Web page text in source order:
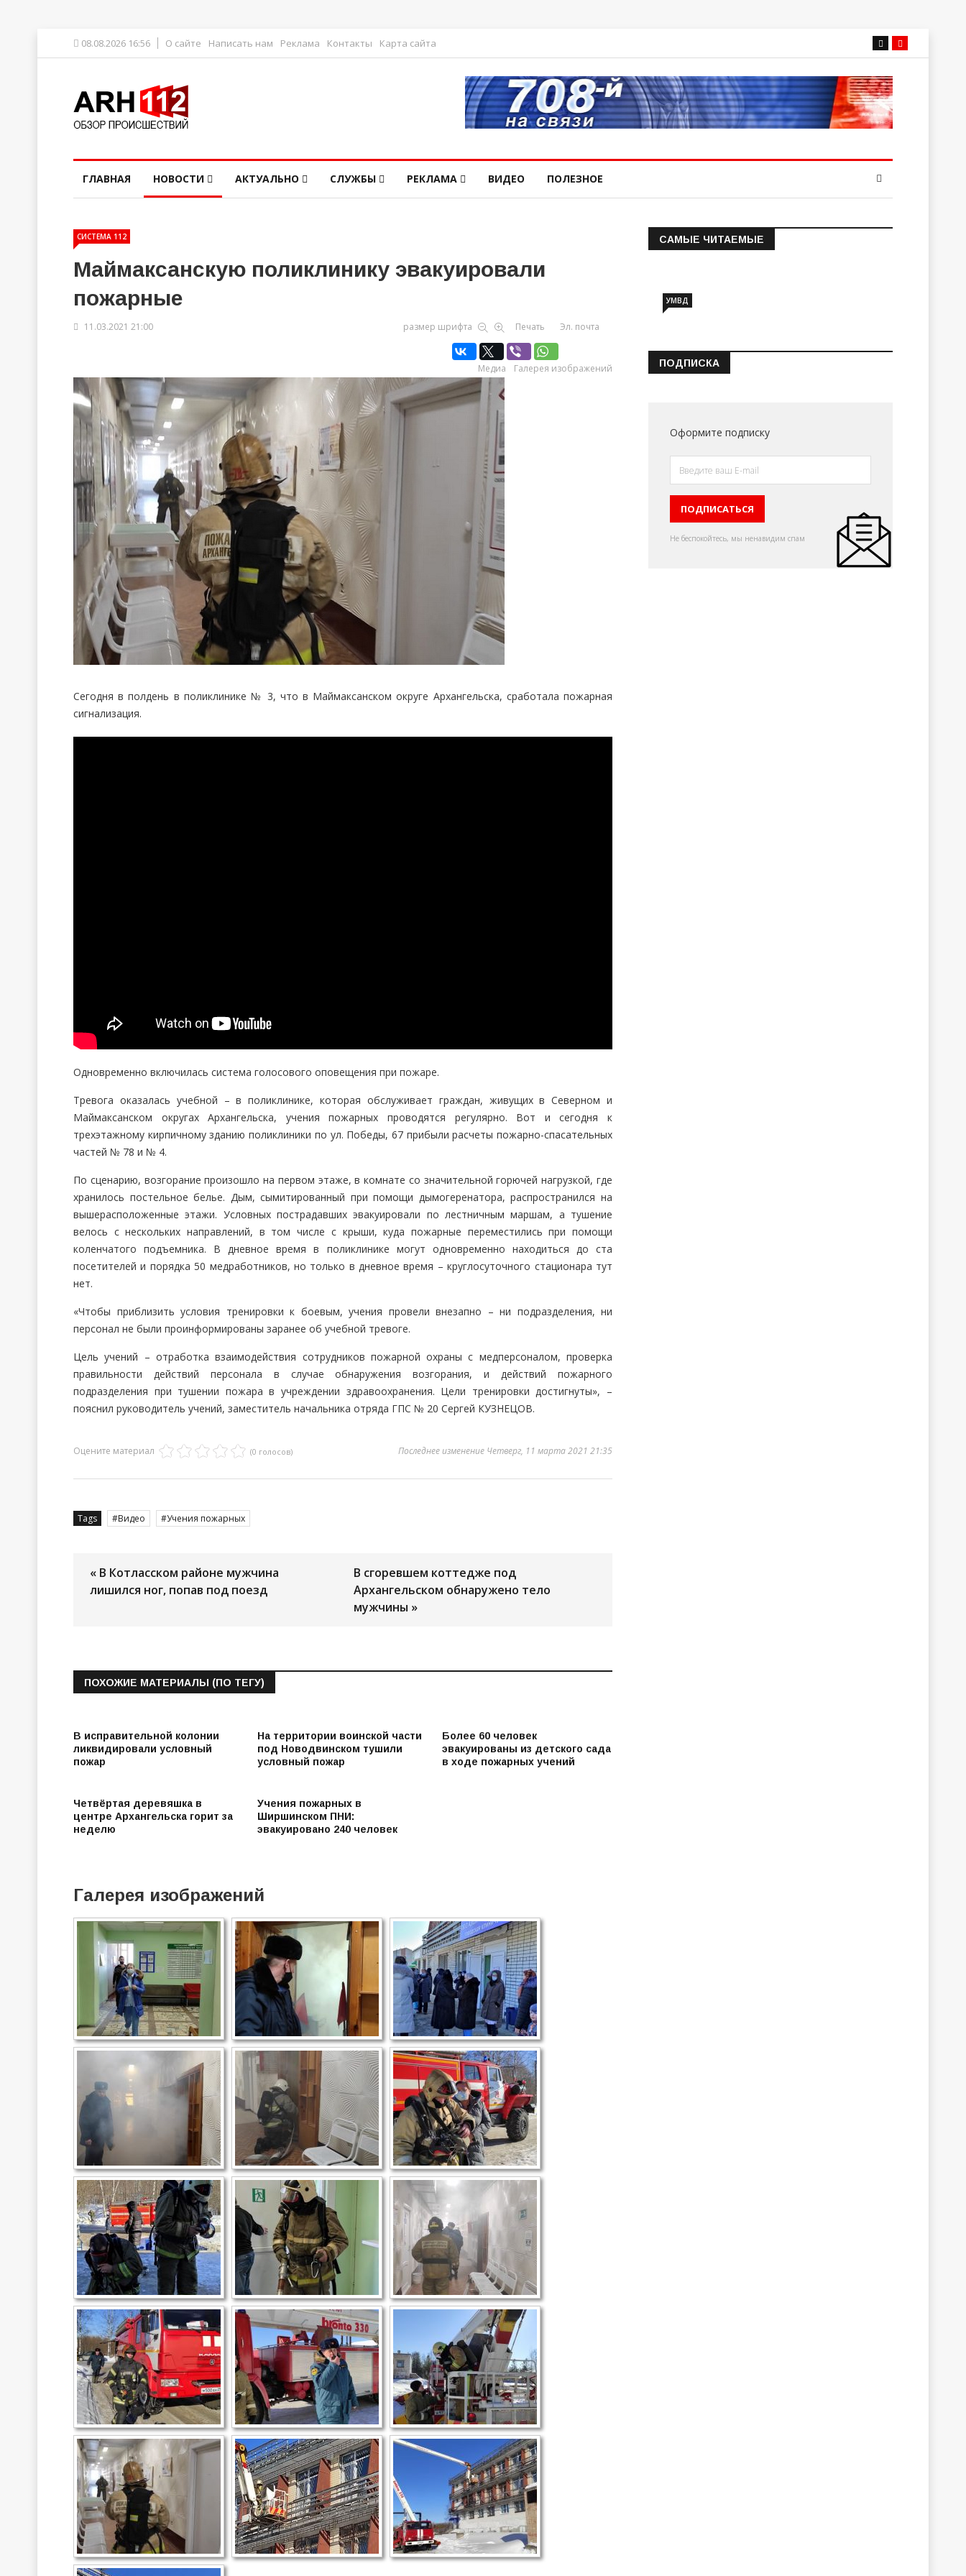
08.08.2026 16:56 О сайте Написать нам Реклама Контакты Карта сайта
ГЛАВНАЯ НОВОСТИ АКТУАЛЬНО СЛУЖБЫ РЕКЛАМА ВИДЕО ПОЛЕЗНОЕ
СИСТЕМА 112
Маймаксанскую поликлинику эвакуировали
пожарные
11.03.2021 21:00 размер шрифта Печать Эл. почта
Медиа Галерея изображений
Сегодня в полдень в поликлинике № 3, что в Маймаксанском округе Архангельска, сработала пожарная
сигнализация.
Одновременно включилась система голосового оповещения при пожаре.
Тревога оказалась учебной – в поликлинике, которая обслуживает граждан, живущих в Северном и
Маймаксанском округах Архангельска, учения пожарных проводятся регулярно. Вот и сегодня к
трехэтажному кирпичному зданию поликлиники по ул. Победы, 67 прибыли расчеты пожарно-спасательных
частей № 78 и № 4.
По сценарию, возгорание произошло на первом этаже, в комнате со значительной горючей нагрузкой, где
хранилось постельное белье. Дым, сымитированный при помощи дымогеренатора, распространился на
вышерасположенные этажи. Условных пострадавших эвакуировали по лестничным маршам, а тушение
велось с нескольких направлений, в том числе с крыши, куда пожарные переместились при помощи
коленчатого подъемника. В дневное время в поликлинике могут одновременно находиться до ста
посетителей и порядка 50 медработников, но только в дневное время – круглосуточного стационара тут
нет.
«Чтобы приблизить условия тренировки к боевым, учения провели внезапно – ни подразделения, ни
персонал не были проинформированы заранее об учебной тревоге.
Цель учений – отработка взаимодействия сотрудников пожарной охраны с медперсоналом, проверка
правильности действий персонала в случае обнаружения возгорания, и действий пожарного
подразделения при тушении пожара в учреждении здравоохранения. Цели тренировки достигнуты», –
пояснил руководитель учений, заместитель начальника отряда ГПС № 20 Сергей КУЗНЕЦОВ.
Оцените материал (0 голосов) Последнее изменение Четверг, 11 марта 2021 21:35
Tags Видео Учения пожарных
« В Котласском районе мужчина
лишился ног, попав под поезд
В сгоревшем коттедже под
Архангельском обнаружено тело
мужчины »
ПОХОЖИЕ МАТЕРИАЛЫ (ПО ТЕГУ)
В исправительной колонии
ликвидировали условный
пожар
На территории воинской части
под Новодвинском тушили
условный пожар
Более 60 человек
эвакуированы из детского сада
в ходе пожарных учений
Четвёртая деревяшка в
центре Архангельска горит за
неделю
Учения пожарных в
Ширшинском ПНИ:
эвакуировано 240 человек
Галерея изображений
САМЫЕ ЧИТАЕМЫЕ
Информация о состоянии
УМВД
ПОДПИСКА
Оформите подписку
Не беспокойтесь, мы ненавидим спам